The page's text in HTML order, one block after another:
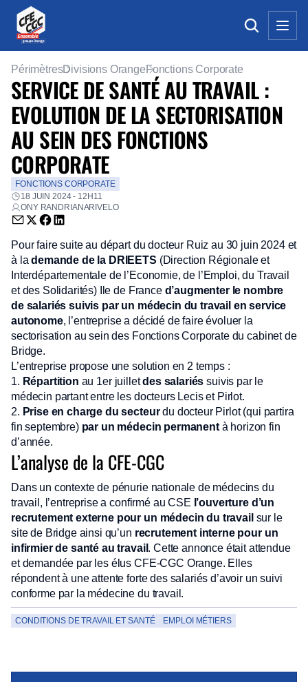
PérimètresDivisions Orange Fonctions Corporate
SERVICE DE SANTÉ AU TRAVAIL :
EVOLUTION DE LA SECTORISATION
AU SEIN DES FONCTIONS
CORPORATE
FONCTIONS CORPORATE
18 JUIN 2024 - 12H11
ONY RANDRIANARIVELO
Envoyer par email (nouvelle fenêtre)
Partager sur Twitter (nouvelle fenêtre)
Partager sur Facebook (nouvelle fenêtre)
Partager sur LinkedIn (nouvelle fenêtre)
Pour faire suite au départ du docteur Ruiz au 30 juin 2024 et
à lademande de la DRIEETS (Direction Régionale et
Interdépartementale de l’Economie, de l’Emploi, du Travail
et des Solidarités) Ile de France d’augmenter le nombre
de salariés suivis par un médecin du travail en service
autonome, l’entreprise a décidé de faire évoluer la
sectorisation au sein des Fonctions Corporate du cabinet de
Bridge.
L’entreprise propose une solution en 2 temps :
1. Répartition au 1er juilletdes salariés suivis par le
médecin partant entre les docteurs Lecis et Pirlot.
2. Prise en charge du secteurdu docteur Pirlot (qui partira
fin septembre) par un médecin permanentà horizon fin
d’année.
L’analyse de la CFE-CGC
Dans un contexte de pénurie nationale de médecins du
travail, l’entreprise a confirmé au CSE l’ouverture d’un
recrutement externe pour un médecin du travail sur le
site de Bridge ainsi qu’un recrutement interne pour un
infirmier de santé au travail . Cette annonce était attendue
et demandée par les élus CFE-CGC Orange. Elles
répondent à une attente forte des salariés d’avoir un suivi
conforme par la médecine du travail.
CONDITIONS DE TRAVAIL ET SANTÉ EMPLOI MÉTIERS